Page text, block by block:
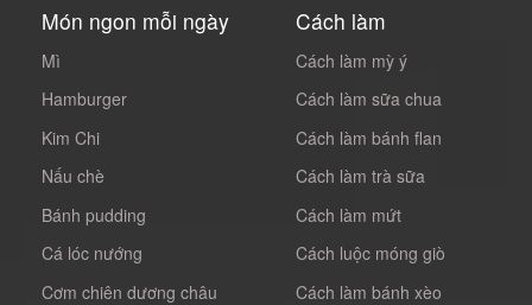
Món ngon mỗi ngày
Mì
Hamburger
Kim Chi
Nấu chè
Bánh pudding
Cá lóc nướng
Cơm chiên dương châu
Cách làm
Cách làm mỳ ý
Cách làm sữa chua
Cách làm bánh flan
Cách làm trà sữa
Cách làm mứt
Cách luộc móng giò
Cách làm bánh xèo